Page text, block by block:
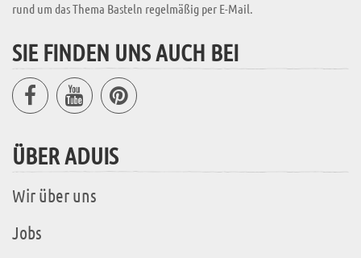
rund um das Thema Basteln regelmäßig per E-Mail.
SIE FINDEN UNS AUCH BEI
ÜBER ADUIS
Wir über uns
Jobs